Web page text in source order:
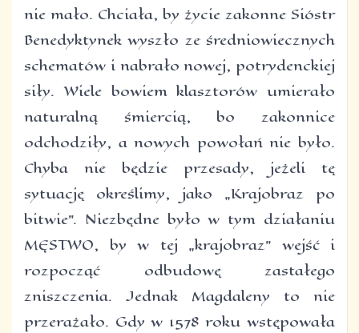
nie mało. Chciała, by życie zakonne Sióstr
Benedyktynek wyszło ze średniowiecznych
schematów i nabrało nowej, potrydenckiej
siły. Wiele bowiem klasztorów umierało
naturalną śmiercią, bo zakonnice
odchodziły, a nowych powołań nie było.
Chyba nie będzie przesady, jeżeli tę
sytuację określimy, jako „Krajobraz po
bitwie”. Niezbędne było w tym działaniu
MĘSTWO, by w tej „krajobraz” wejść i
rozpocząć odbudowę zastałego
zniszczenia. Jednak Magdaleny to nie
przerażało. Gdy w 1578 roku wstępowała